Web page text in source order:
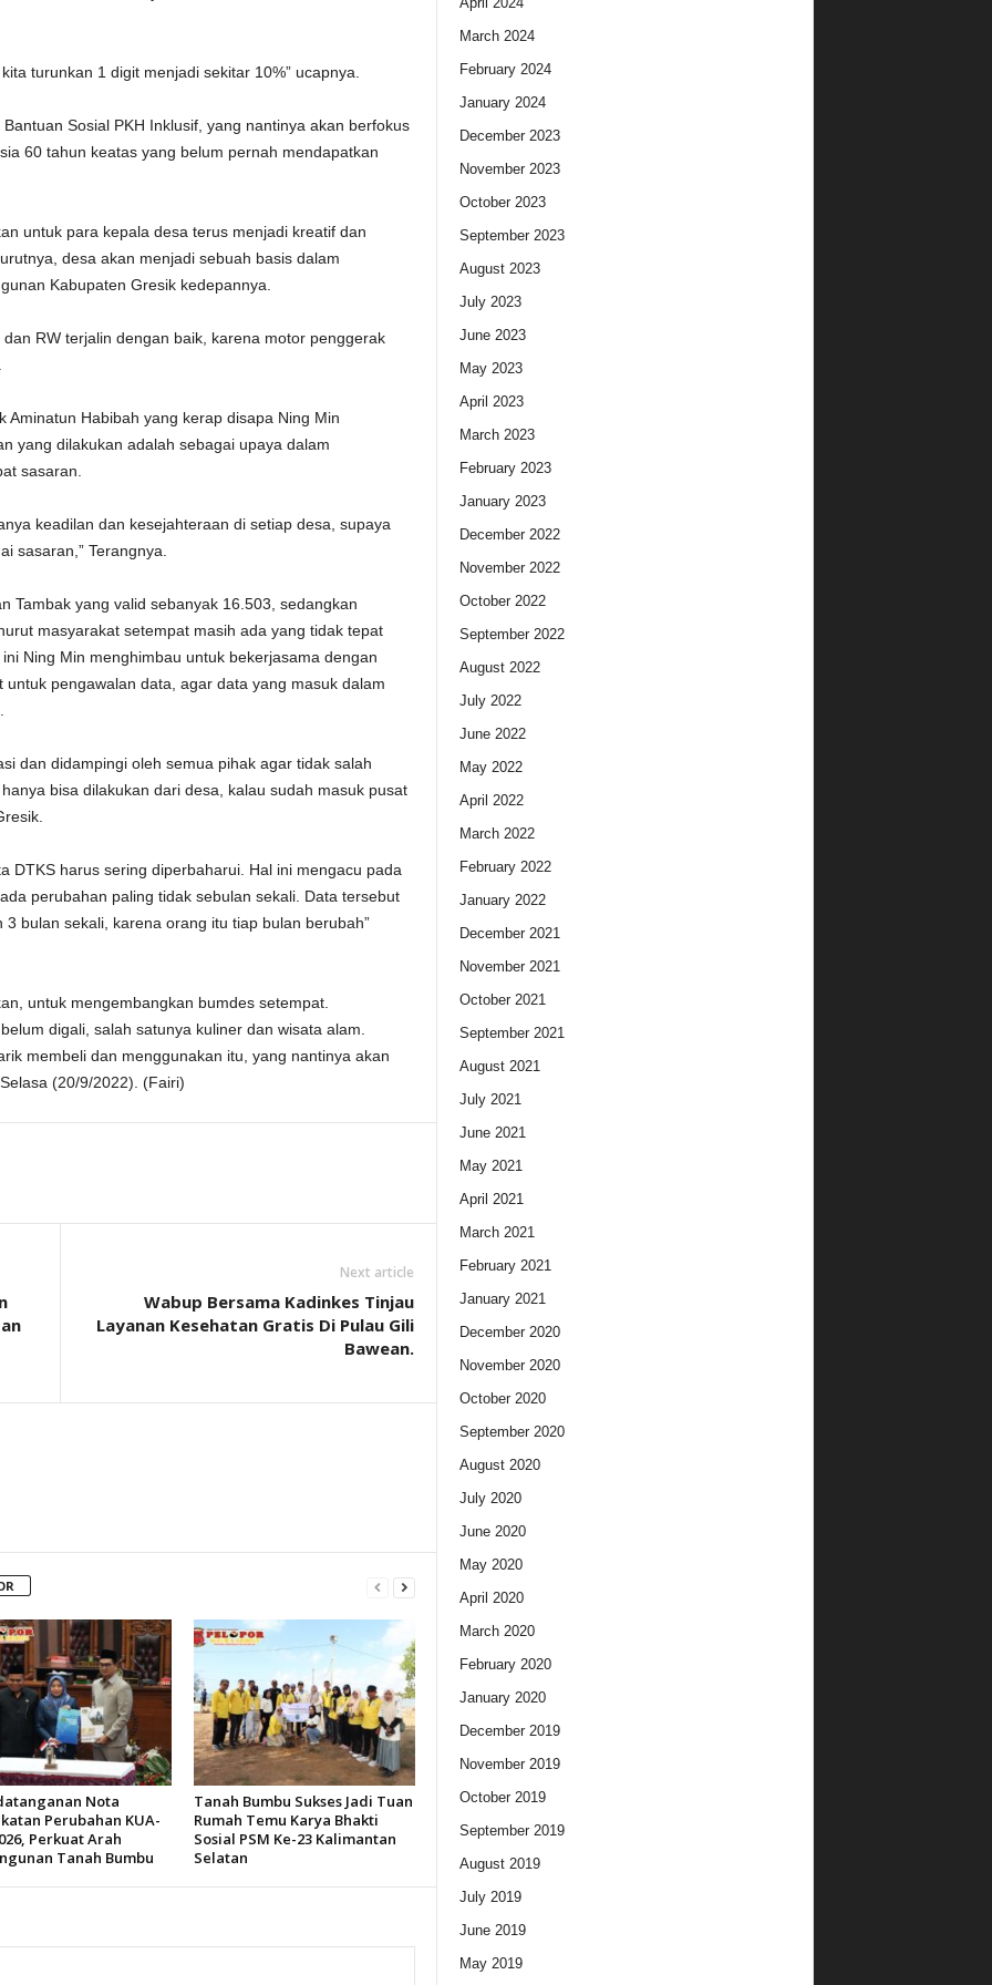
turunkan 1 digit menjadi sekitar 10%” ucapnya.
Sosial PKH Inklusif, yang nantinya akan berfokus
60 tahun keatas yang belum pernah mendapatkan
untuk para kepala desa terus menjadi kreatif dan
desa akan menjadi sebuah basis dalam
Kabupaten Gresik kedepannya.
RW terjalin dengan baik, karena motor penggerak
Aminatun Habibah yang kerap disapa Ning Min
yang dilakukan adalah sebagai upaya dalam
sasaran.
keadilan dan kesejahteraan di setiap desa, supaya
sasaran,” Terangnya.
Tambak yang valid sebanyak 16.503, sedangkan
masyarakat setempat masih ada yang tidak tepat
Ning Min menghimbau untuk bekerjasama dengan
pengawalan data, agar data yang masuk dalam
dan didampingi oleh semua pihak agar tidak salah
bisa dilakukan dari desa, kalau sudah masuk pusat
DTKS harus sering diperbaharui. Hal ini mengacu pada
perubahan paling tidak sebulan sekali. Data tersebut
bulan sekali, karena orang itu tiap bulan berubah”
untuk mengembangkan bumdes setempat.
digali, salah satunya kuliner dan wisata alam.
membeli dan menggunakan itu, yang nantinya akan
(20/9/2022). (Fairi)
Next article
Wabup Bersama Kadinkes Tinjau
Layanan Kesehatan Gratis Di Pulau Gili
Bawean.
Nota
Perubahan KUA-
Perkuat Arah
Tanah Bumbu
Tanah Bumbu Sukses Jadi Tuan
Rumah Temu Karya Bhakti
Sosial PSM Ke-23 Kalimantan
Selatan
March 2024
February 2024
January 2024
December 2023
November 2023
October 2023
September 2023
August 2023
July 2023
June 2023
May 2023
April 2023
March 2023
February 2023
January 2023
December 2022
November 2022
October 2022
September 2022
August 2022
July 2022
June 2022
May 2022
April 2022
March 2022
February 2022
January 2022
December 2021
November 2021
October 2021
September 2021
August 2021
July 2021
June 2021
May 2021
April 2021
March 2021
February 2021
January 2021
December 2020
November 2020
October 2020
September 2020
August 2020
July 2020
June 2020
May 2020
April 2020
March 2020
February 2020
January 2020
December 2019
November 2019
October 2019
September 2019
August 2019
July 2019
June 2019
May 2019